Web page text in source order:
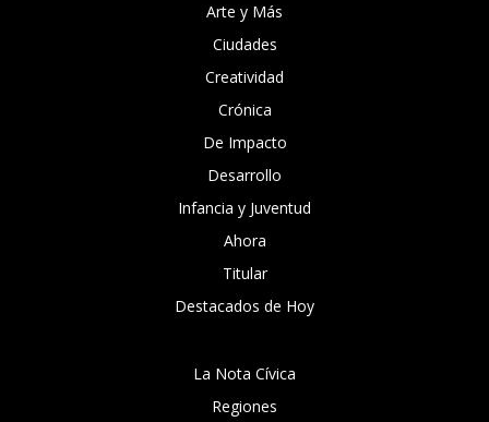
Arte y Más
Ciudades
Creatividad
Crónica
De Impacto
Desarrollo
Infancia y Juventud
Ahora
Titular
Destacados de Hoy
La Nota Cívica
Regiones